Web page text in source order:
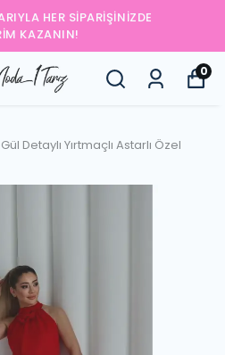
HER SIPARIŞINIZDE
KAZANIN!
0
Detaylı Yırtmaçlı Astarlı Özel